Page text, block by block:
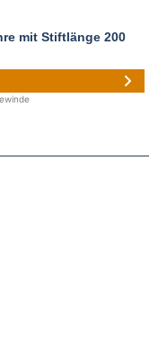
mit Stiftlänge 200